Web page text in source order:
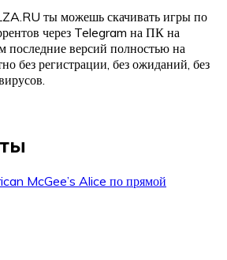
ты можешь скачивать игры по
через Telegram на ПК на
версий полностью на
без регистрации, без ожиданий, без